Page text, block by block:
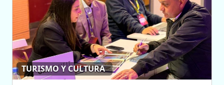
TURISMO Y CULTURA